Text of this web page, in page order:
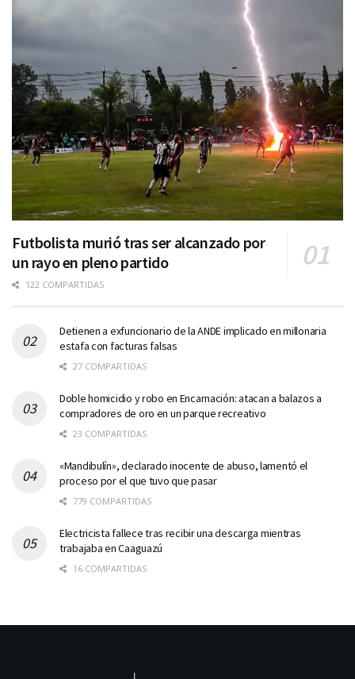
Futbolista murió tras ser alcanzado por
un rayo en pleno partido
122 COMPARTIDAS
Detienen a exfuncionario de la ANDE implicado en millonaria
estafa con facturas falsas
27 COMPARTIDAS
Doble homicidio y robo en Encarnación: atacan a balazos a
compradores de oro en un parque recreativo
23 COMPARTIDAS
«Mandibulín», declarado inocente de abuso, lamentó el
proceso por el que tuvo que pasar
779 COMPARTIDAS
Electricista fallece tras recibir una descarga mientras
trabajaba en Caaguazú
16 COMPARTIDAS